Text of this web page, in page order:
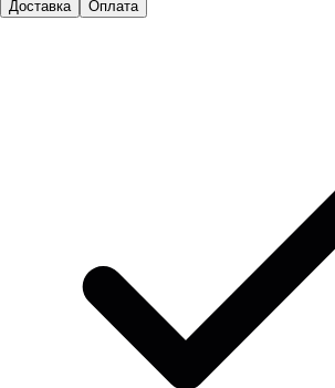
Доставка Оплата